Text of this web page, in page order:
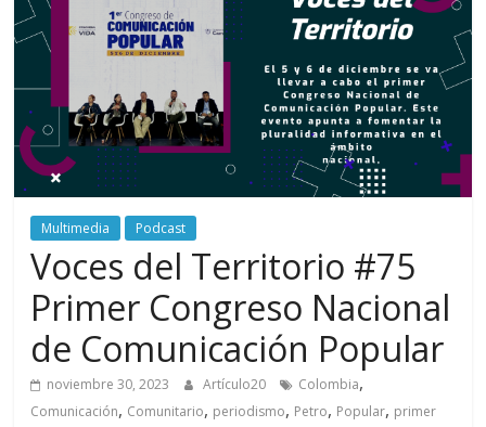
periodismo
digital
Politécnico
Grancolombiano
Multimedia Podcast
Voces del Territorio #75
Primer Congreso Nacional
de Comunicación Popular
noviembre 30, 2023 Artículo20 Colombia,
Comunicación, Comunitario, periodismo, Petro, Popular, primer